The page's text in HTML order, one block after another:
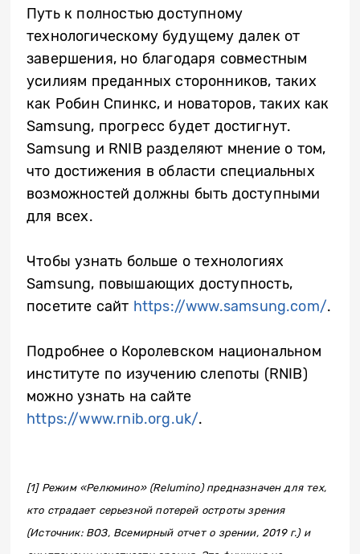
Путь к полностью доступному
технологическому будущему далек от
завершения, но благодаря совместным
усилиям преданных сторонников, таких
как Робин Спинкс, и новаторов, таких как
Samsung, прогресс будет достигнут.
Samsung и RNIB разделяют мнение о том,
что достижения в области специальных
возможностей должны быть доступными
для всех.
Чтобы узнать больше о технологиях
Samsung, повышающих доступность,
посетите сайт https://www.samsung.com/.
Подробнее о Королевском национальном
институте по изучению слепоты (RNIB)
можно узнать на сайте
https://www.rnib.org.uk/.
[1] Режим «Релюмино» (Relumino) предназначен для тех,
кто страдает серьезной потерей остроты зрения
(Источник: ВОЗ, Всемирный отчет о зрении, 2019 г.) и